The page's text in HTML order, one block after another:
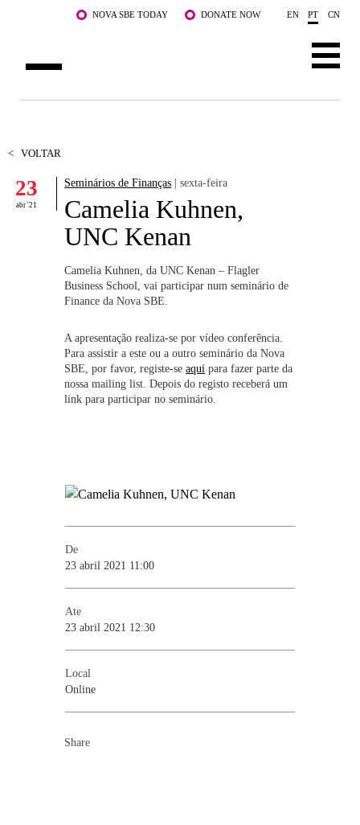
Saltar para o conteúdo principalNOVA SBE TODAY DONATE NOW EN PT CN
DOCENTES E INVESTIGAÇÃO
COMUNIDADE
WHAT'S HAPPENING
< VOLTAR
23
abr '21
Seminários de Finanças | sexta-feira
Camelia Kuhnen,
UNC Kenan
Camelia Kuhnen, da UNC Kenan – Flagler
Business School, vai participar num seminário de
Finance da Nova SBE.
A apresentação realiza-se por vídeo conferência.
Para assistir a este ou a outro seminário da Nova
SBE, por favor, registe-seaqui para fazer parte da
nossa mailing list. Depois do registo receberá um
link para participar no seminário.
De
23 abril 2021 11:00
Ate
23 abril 2021 12:30
Local
Online
Share